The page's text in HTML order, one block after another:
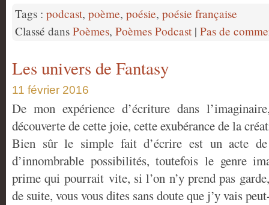
Tags : podcast, poème, poésie, poésie française
Classé dans Poèmes, Poèmes Podcast | Pas de
Les univers de Fantasy
11 février 2016
De mon expérience d’écriture dans
découverte de cette joie, cette exubérance de la
Bien sûr le simple fait d’écrire est un acte
d’innombrable possibilités, toutefois le genre
prime qui pourrait vite, si l’on n’y prend pas
de suite, vous vous dites sans doute que j’y vais